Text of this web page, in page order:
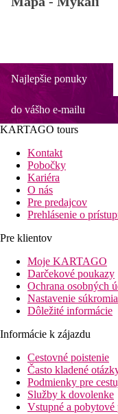
Najlepšie ponuky
do vášho e-mailu
KARTAGO tours
Kontakt
Pobočky
Kariéra
O nás
Pre predajcov
Prehlásenie o
Pre klientov
Moje KARTAGO
Darčekové poukazy
Ochrana osobných
Nastavenie súkromia
Dôležité informácie
Informácie k zájazdu
Cestovné poistenie
Často kladené
Podmienky pre
Služby k dovolenke
Vstupné a pobytové